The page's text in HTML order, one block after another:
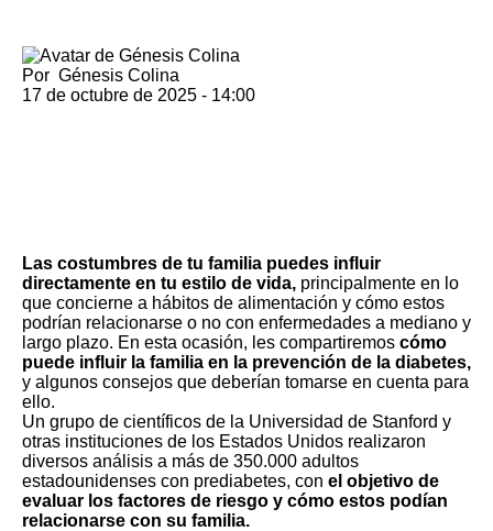
Por Génesis Colina
17 de octubre de 2025 - 14:00
Las costumbres de tu familia puedes influir
directamente en tu estilo de vida, principalmente en lo
que concierne a hábitos de alimentación y cómo estos
podrían relacionarse o no con enfermedades a mediano y
largo plazo. En esta ocasión, les compartiremos cómo
puede influir la familia en la prevención de la diabetes,
y algunos consejos que deberían tomarse en cuenta para
ello.
Un grupo de científicos de la Universidad de Stanford y
otras instituciones de los Estados Unidos realizaron
diversos análisis a más de 350.000 adultos
estadounidenses con prediabetes, con el objetivo de
evaluar los factores de riesgo y cómo estos podían
relacionarse con su familia.